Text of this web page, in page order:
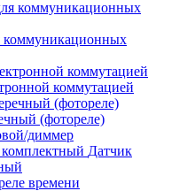
коммуникационных
коммутацией
(фотореле)
диммер
Датчик
времени